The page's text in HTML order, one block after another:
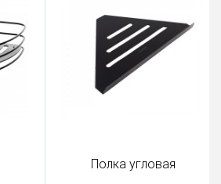
Полка угловая